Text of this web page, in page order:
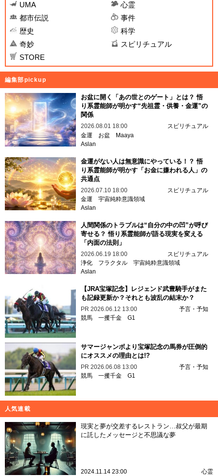
UMA
心霊
都市伝説
事件
歴史
科学
奇妙
スピリチュアル
STORE
編集部pickup
お盆に開く「あの世とのゲート」とは？ 悟
り系霊能師が明かす“先祖霊・供養・金運”の
関係
2026.08.01 18:00
スピリチュアル
金運
お盆
Maaya
Aslan
金運がない人は無意識にやっている！？ 悟
り系霊能師が明かす「お金に嫌われる人」の
共通点
2026.07.10 18:00
スピリチュアル
金運 宇宙純粋意識領域
Aslan
人間関係のトラブルは“自分の中の凹”が呼び
寄せる？ 悟り系霊能師が語る現実を変える
「内面の法則」
2026.06.19 18:00
スピリチュアル
浄化
フラクタル 宇宙純粋意識領域
Aslan
【JRA宝塚記念】レジェンド武豊騎手がまた
も記録更新か？それとも波乱の結末か？
PR 2026.06.12 13:00
予言・予知
競馬 一攫千金 G1
サマージャンボより宝塚記念の馬券が圧倒的
にオススメの理由とは!?
PR 2026.06.08 13:00
予言・予知
競馬 一攫千金 G1
人気連載
現実と夢が交差するレストラン…叔父が最期
に託したメッセージと不思議な夢
2024.11.14 23:00 心霊